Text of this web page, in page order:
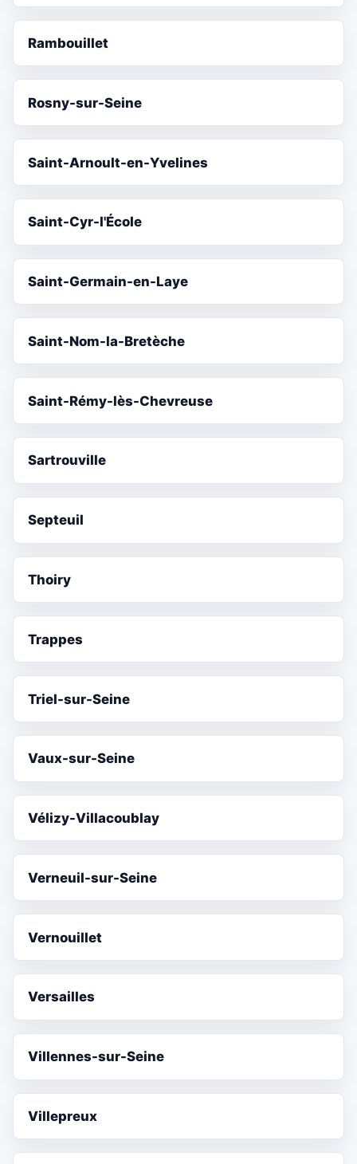
Rambouillet
Rosny-sur-Seine
Saint-Arnoult-en-Yvelines
Saint-Cyr-l'École
Saint-Germain-en-Laye
Saint-Nom-la-Bretèche
Saint-Rémy-lès-Chevreuse
Sartrouville
Septeuil
Thoiry
Trappes
Triel-sur-Seine
Vaux-sur-Seine
Vélizy-Villacoublay
Verneuil-sur-Seine
Vernouillet
Versailles
Villennes-sur-Seine
Villepreux